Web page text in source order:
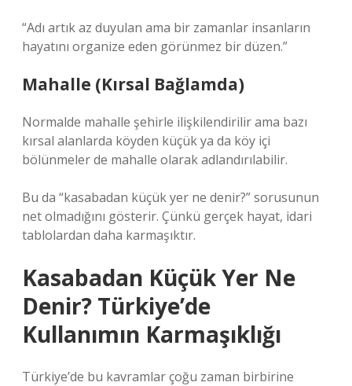
“Adı artık az duyulan ama bir zamanlar insanların
hayatını organize eden görünmez bir düzen.”
Mahalle (Kırsal Bağlamda)
Normalde mahalle şehirle ilişkilendirilir ama bazı
kırsal alanlarda köyden küçük ya da köy içi
bölünmeler de mahalle olarak adlandırılabilir.
Bu da “kasabadan küçük yer ne denir?” sorusunun
net olmadığını gösterir. Çünkü gerçek hayat, idari
tablolardan daha karmaşıktır.
Kasabadan Küçük Yer Ne
Denir? Türkiye’de
Kullanımın Karmaşıklığı
Türkiye’de bu kavramlar çoğu zaman birbirine